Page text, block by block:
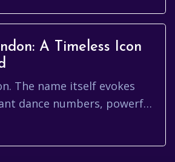
A Timeless Icon
The name itself evokes
dance numbers, powerful
an undeniable screen